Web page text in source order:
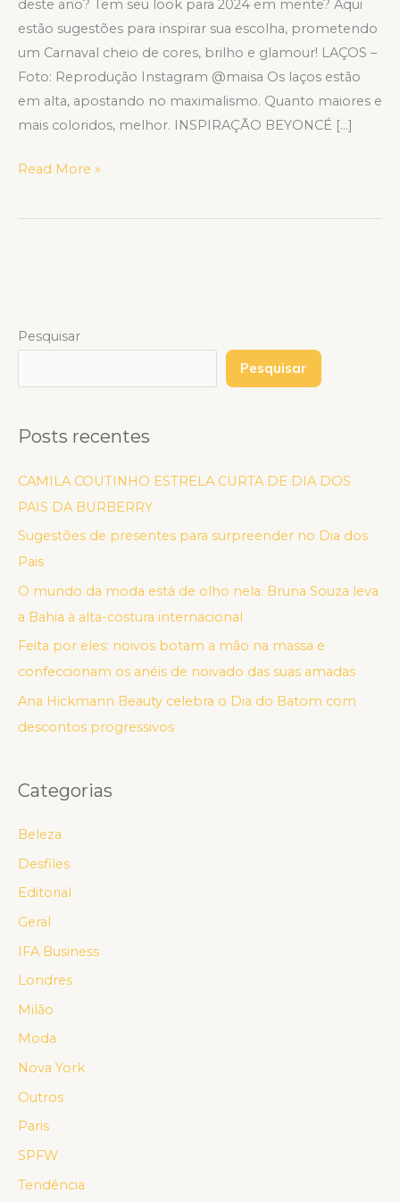
deste ano? Tem seu look para 2024 em mente? Aqui
estão sugestões para inspirar sua escolha, prometendo
um Carnaval cheio de cores, brilho e glamour! LAÇOS –
Foto: Reprodução Instagram @maisa Os laços estão
em alta, apostando no maximalismo. Quanto maiores e
mais coloridos, melhor. INSPIRAÇÃO BEYONCÉ […]
Read More »
Pesquisar
Pesquisar
Posts recentes
CAMILA COUTINHO ESTRELA CURTA DE DIA DOS
PAIS DA BURBERRY
Sugestões de presentes para surpreender no Dia dos
Pais
O mundo da moda está de olho nela: Bruna Souza leva
a Bahia à alta-costura internacional
Feita por eles: noivos botam a mão na massa e
confeccionam os anéis de noivado das suas amadas
Ana Hickmann Beauty celebra o Dia do Batom com
descontos progressivos
Categorias
Beleza
Desfiles
Editorial
Geral
IFA Business
Londres
Milão
Moda
Nova York
Outros
Paris
SPFW
Tendência